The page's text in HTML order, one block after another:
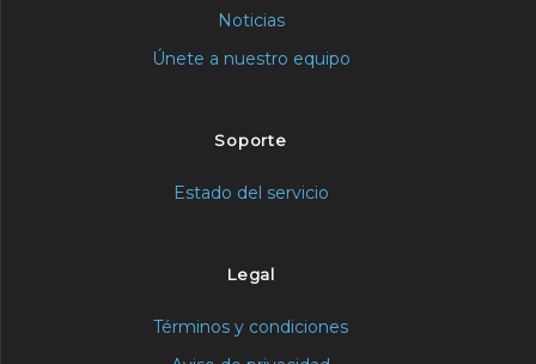
Noticias
Únete a nuestro equipo
Soporte
Estado del servicio
Legal
Términos y condiciones